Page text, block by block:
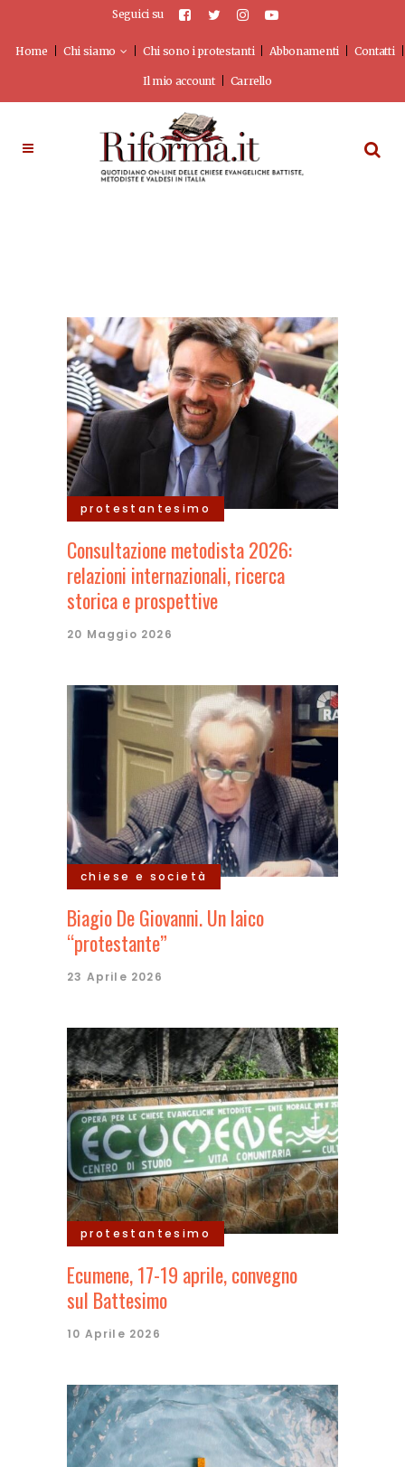
Seguici su
Home Chi siamo Chi sono i protestanti Abbonamenti Contatti
Il mio account Carrello
protestantesimo
Consultazione metodista 2026:
relazioni internazionali, ricerca
storica e prospettive
20 Maggio 2026
chiese e società
Biagio De Giovanni. Un laico
“protestante”
23 Aprile 2026
protestantesimo
Ecumene, 17-19 aprile, convegno
sul Battesimo
10 Aprile 2026